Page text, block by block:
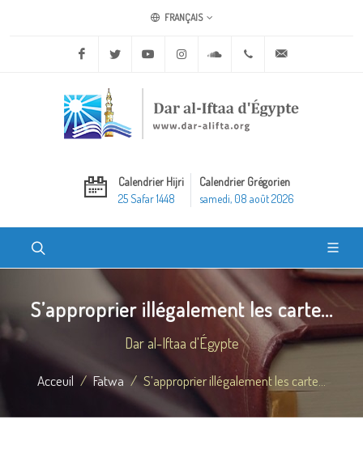
FRANÇAIS
Facebook Twitter Youtube Instagram Soundcloud+20 2 25970400
Calendrier Hijri
25 Safar 1448
Calendrier Grégorien
samedi, 08 août 2026
S’approprier illégalement les carte...
Dar al-Iftaa d'Égypte
Acceuil Fatwa S’approprier illégalement les carte...